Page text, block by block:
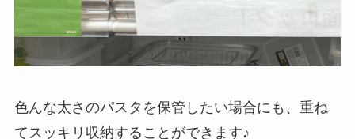
色んな太さのパスタを保管したい場合にも、重ね
てスッキリ収納することができます♪